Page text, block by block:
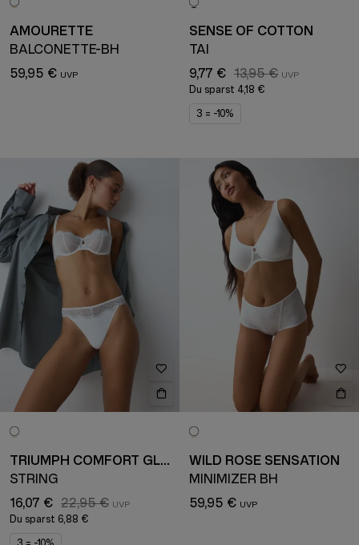
AMOURETTE
BALCONETTE-BH
59,95 €
SENSE OF COTTON
TAI
9,77 € 13,95 €
Du sparst 4,18 €
3 = -10%
TRIUMPH COMFORT GLAM
STRING
16,07 € 22,95 €
Du sparst 6,88 €
WILD ROSE SENSATION
MINIMIZER BH
59,95 €